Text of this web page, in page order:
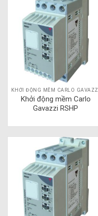
KHỞI ĐỘNG MỀM CARLO GAVAZZI
Khởi động mềm Carlo
Gavazzi RSHP